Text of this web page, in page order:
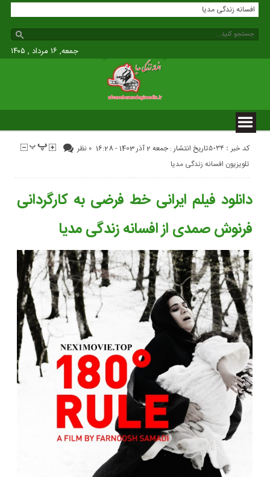
افسانه زندگی مدیا
جمعه, ۱۶ مرداد , ۱۴۰۵
کد خبر : 5034 تاریخ انتشار : جمعه 2 آذر 1403 - 16:28
۰ نظر
تلویزیون افسانه زندگی مدیا
دانلود فیلم ایرانی خط فرضی به کارگردانی
فرنوش صمدی از افسانه زندگی مدیا